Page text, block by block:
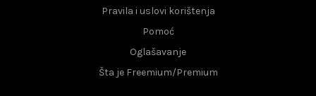
Pravila i uslovi korištenja
Pomoć
Oglašavanje
Šta je Freemium/Premium